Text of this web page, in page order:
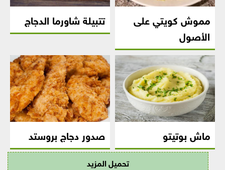
مموش كويتي على
الأصول
تتبيلة شاورما الدجاج
ماش بوتيتو صدور دجاج بروستد
تحميل المزيد